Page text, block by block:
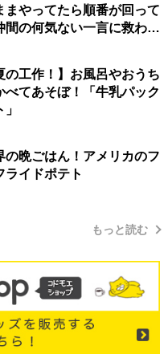
まやってたら順番が回って
間の何気ない一言に救われ
の工作！】お風呂やおうち
べてあそぼ！「牛乳パック
の晩ごはん！アメリカのフ
ライドポテト
もっと読む